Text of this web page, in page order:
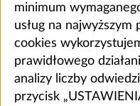
minimum
usług na najwyższym
cookies
prawidłowego
analizy liczby
przycisk